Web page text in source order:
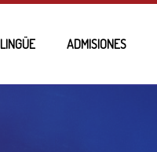
ADMISIONES